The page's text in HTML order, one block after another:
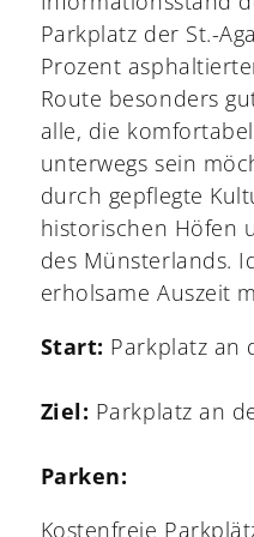
Parkplatz der St.-
Prozent
Route besonders
alle, die
unterwegs sein
durch gepflegte
historischen Höfen
des Münsterlands.
erholsame Auszeit
Start: Parkplatz an
Ziel: Parkplatz an
Parken:
Kostenfreie